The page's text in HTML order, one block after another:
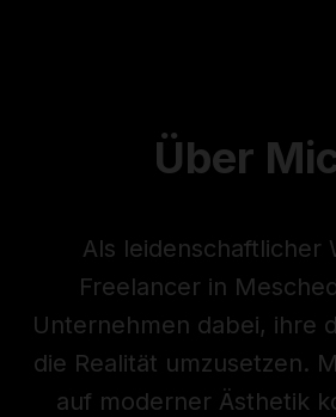
Über
Als leidenschaftlicher
Freelancer in
Unternehmen dabei, ihre
die Realität umzusetzen.
auf moderner Ästhetik